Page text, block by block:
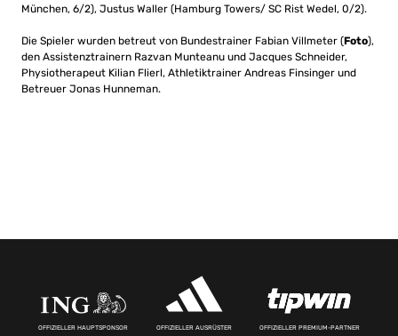
München, 6/2), Justus Waller (Hamburg Towers/ SC Rist Wedel, 0/2).
Die Spieler wurden betreut von Bundestrainer Fabian Villmeter (Foto),
den Assistenztrainern Razvan Munteanu und Jacques Schneider,
Physiotherapeut Kilian Flierl, Athletiktrainer Andreas Finsinger und
Betreuer Jonas Hunneman.
OFFIZIELLER HAUPTSPONSOR OFFIZIELLER AUSRÜSTER OFFIZIELLER PREMIUM-PARTNER